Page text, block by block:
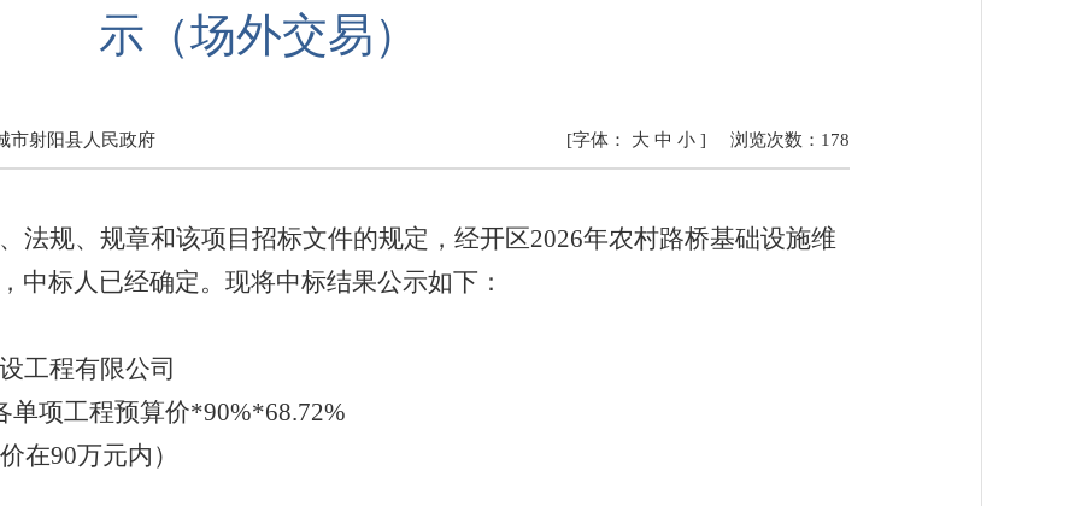
示（场外交易）
市射阳县人民政府 浏览次数： 178
[字体： 大 中 小 ]
法规、规章和该项目招标文件的规定， 经开区2026年农村路桥基础设施维
中标人已经确定。现将中标结果公示如下：
工程有限公司
单项工程预算价*90%*68.72%
在90万元内）